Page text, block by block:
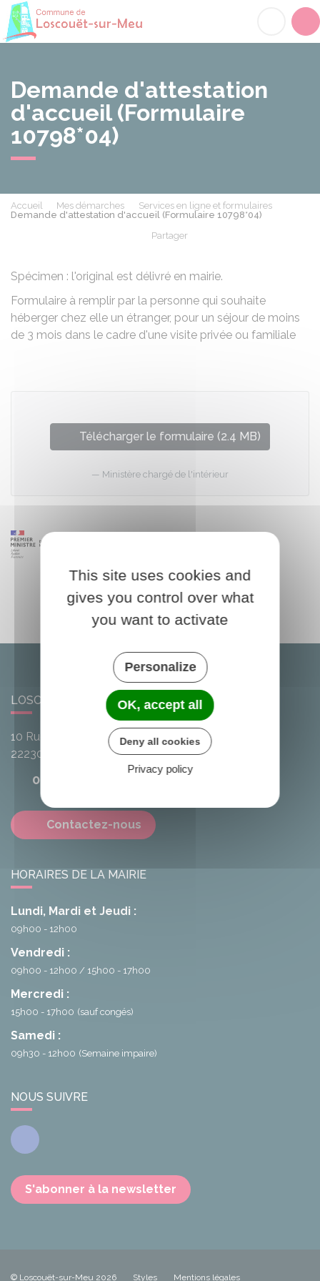
Demande d'attestation
d'accueil (Formulaire
10798*04)
Accueil Mes démarches
Services en ligne et formulaires
Demande d'attestation d'accueil (Formulaire 10798*04)
Partager
Spécimen : l'original est délivré en mairie.
Formulaire à remplir par la personne qui souhaite
héberger chez elle un étranger, pour un séjour de moins
de 3 mois dans le cadre d'une visite privée ou familiale
Télécharger le formulaire (2.4 MB)
Ministère chargé de l'intérieur
LOSCOUËT-SUR-MEU
10 Rue de l'Avenir
22230
Loscouët-sur-Meu
02 96 25 20 68
Contactez-nous
HORAIRES DE LA MAIRIE
Lundi, Mardi et Jeudi :
09h00 - 12h00
Vendredi :
09h00 - 12h00 15h00 - 17h00
Mercredi :
15h00 - 17h00 (sauf congés)
Samedi :
09h30 - 12h00 (Semaine impaire)
NOUS SUIVRE
Facebook
S'abonner à la newsletter
© Loscouët-sur-Meu 2026 Styles Mentions légales
This site uses cookies and
gives you control over what
you want to activate
Personalize
OK, accept all
Deny all cookies
Privacy policy